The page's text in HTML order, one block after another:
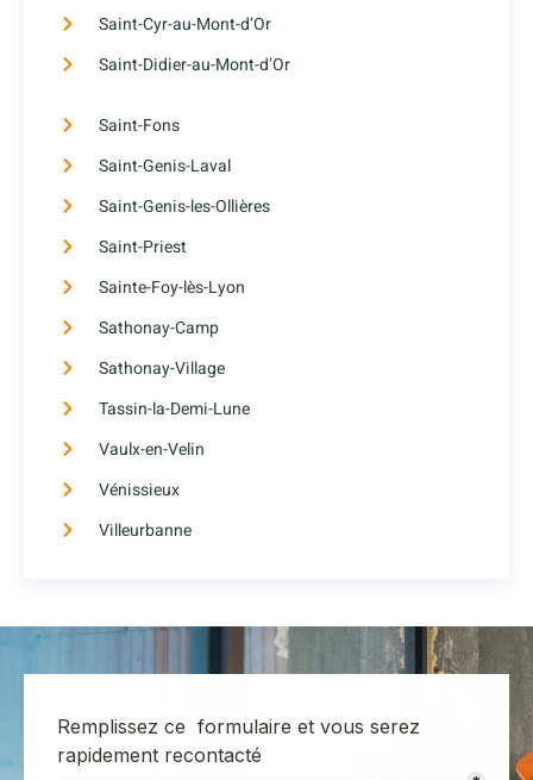
Saint-Cyr-au-Mont-d’Or
Saint-Didier-au-Mont-d’Or
Saint-Fons
Saint-Genis-Laval
Saint-Genis-les-Ollières
Saint-Priest
Sainte-Foy-lès-Lyon
Sathonay-Camp
Sathonay-Village
Tassin-la-Demi-Lune
Vaulx-en-Velin
Vénissieux
Villeurbanne